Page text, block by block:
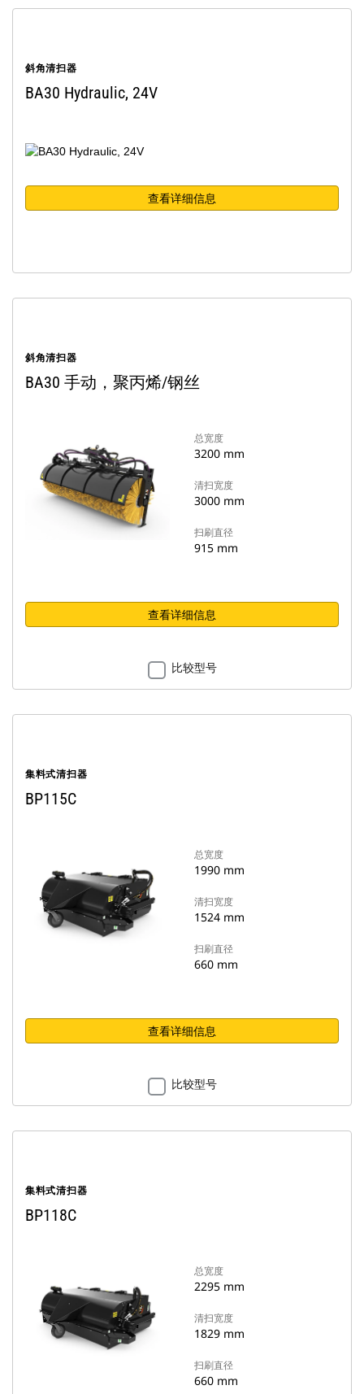
斜角清扫器
BA30 Hydraulic, 24V
查看详细信息
斜角清扫器
BA30 手动，聚丙烯/钢丝
总宽度
3200 mm
清扫宽度
3000 mm
扫刷直径
915 mm
查看详细信息
比较型号
集料式清扫器
BP115C
总宽度
1990 mm
清扫宽度
1524 mm
扫刷直径
660 mm
查看详细信息
比较型号
集料式清扫器
BP118C
总宽度
2295 mm
清扫宽度
1829 mm
扫刷直径
660 mm